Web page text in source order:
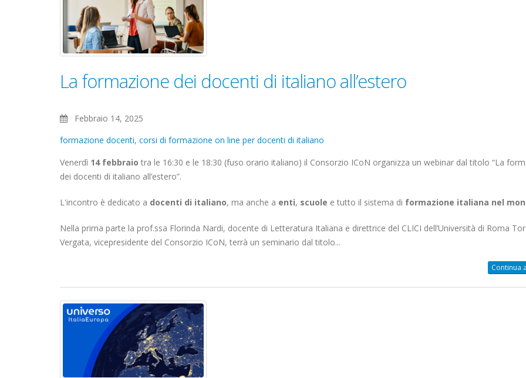
formazione-
docenti.jpg
La formazione dei docenti di italiano all’estero
Febbraio 14, 2025
formazione docenti, corsi di formazione on line per docenti di italiano
Venerdì 14 febbraio tra le 16:30 e le 18:30 (fuso orario italiano) il Consorzio ICoN organizza un webinar dal titolo “La
dei docenti di italiano all’estero”.
L'incontro è dedicato a docenti di italiano, ma anche a enti, scuole e tutto il sistema di formazione italiana nel
Nella prima parte la prof.ssa Florinda Nardi, docente di Letteratura Italiana e direttrice del CLICI dell’Università di Roma Tor
Vergata, vicepresidente del Consorzio ICoN, terrà un seminario dal titolo...
Continua
uni-verso-
intermedio-
news.png